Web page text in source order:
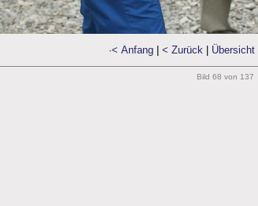
·< Anfang| < Zurück| Übersicht|
Bild 68 von 137